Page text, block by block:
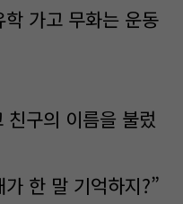
가고 무화는 운동
친구의 이름을 불렀
한 말 기억하지?”